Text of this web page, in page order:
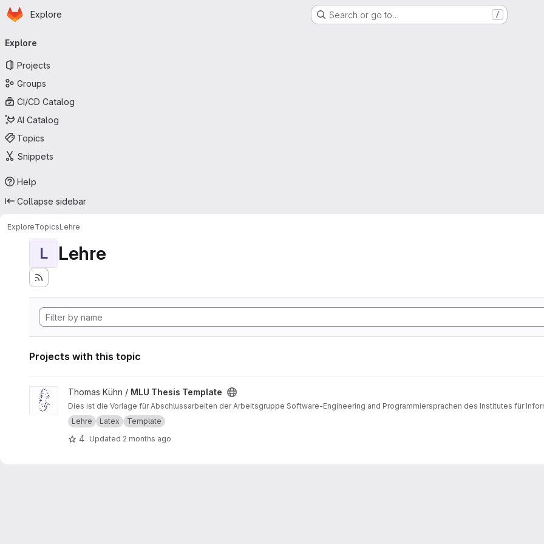
Skip to main content
Homepage
Explore Search or go to… /
navigation
Explore
Projects
Groups
CI/CD Catalog
AI Catalog
Topics
Snippets
Help
Collapse sidebar
ExploreTopicsLehre
L Lehre
Projects with this topic
View MLU Thesis Template project
Thomas Kühn / MLU Thesis Template
Dies ist die Vorlage für Abschlussarbeiten der Arbeitsgruppe Software-Engineering and Programmiersprachen des Institutes für
Lehre
Latex Template
4 Updated 2 months ago